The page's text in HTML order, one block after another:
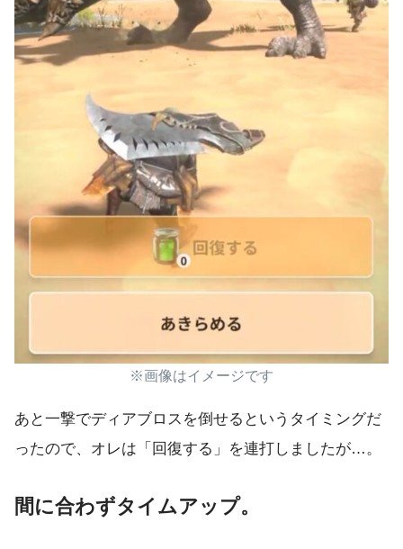
※画像はイメージです
あと一撃でディアブロスを倒せるというタイミングだ
ったので、オレは「回復する」を連打しましたが…。
間に合わずタイムアップ。